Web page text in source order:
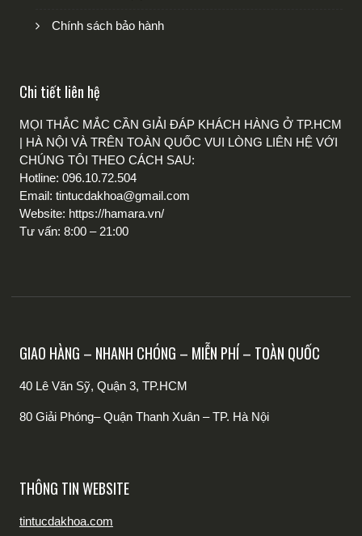
Chính sách bảo hành
Chi tiết liên hệ
MỌI THẮC MẮC CẦN GIẢI ĐÁP KHÁCH HÀNG Ở TP.HCM
| HÀ NỘI VÀ TRÊN TOÀN QUỐC VUI LÒNG LIÊN HỆ VỚI
CHÚNG TÔI THEO CÁCH SAU:
Hotline: 096.10.72.504
Email: tintucdakhoa@gmail.com
Website: https://hamara.vn/
Tư vấn: 8:00 – 21:00
GIAO HÀNG – NHANH CHÓNG – MIỄN PHÍ – TOÀN QUỐC
40 Lê Văn Sỹ, Quận 3, TP.HCM
80 Giải Phóng– Quận Thanh Xuân – TP. Hà Nội
THÔNG TIN WEBSITE
tintucdakhoa.com